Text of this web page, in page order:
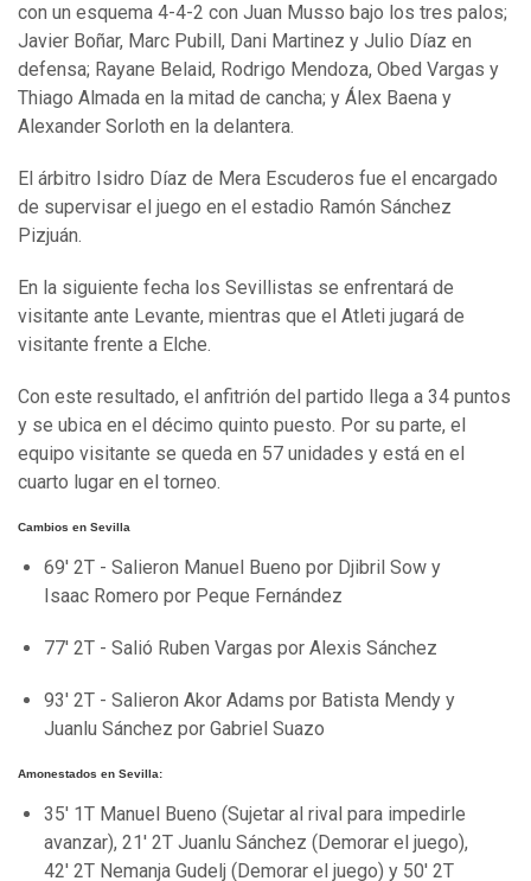
con un esquema 4-4-2 con Juan Musso bajo los tres palos;
Javier Boñar, Marc Pubill, Dani Martinez y Julio Díaz en
defensa; Rayane Belaid, Rodrigo Mendoza, Obed Vargas y
Thiago Almada en la mitad de cancha; y Álex Baena y
Alexander Sorloth en la delantera.
El árbitro Isidro Díaz de Mera Escuderos fue el encargado
de supervisar el juego en el estadio Ramón Sánchez
Pizjuán.
En la siguiente fecha los Sevillistas se enfrentará de
visitante ante Levante, mientras que el Atleti jugará de
visitante frente a Elche.
Con este resultado, el anfitrión del partido llega a 34 puntos
y se ubica en el décimo quinto puesto. Por su parte, el
equipo visitante se queda en 57 unidades y está en el
cuarto lugar en el torneo.
Cambios en Sevilla
69' 2T - Salieron Manuel Bueno por Djibril Sow y
Isaac Romero por Peque Fernández
77' 2T - Salió Ruben Vargas por Alexis Sánchez
93' 2T - Salieron Akor Adams por Batista Mendy y
Juanlu Sánchez por Gabriel Suazo
Amonestados en Sevilla:
35' 1T Manuel Bueno (Sujetar al rival para impedirle
avanzar), 21' 2T Juanlu Sánchez (Demorar el juego),
42' 2T Nemanja Gudelj (Demorar el juego) y 50' 2T